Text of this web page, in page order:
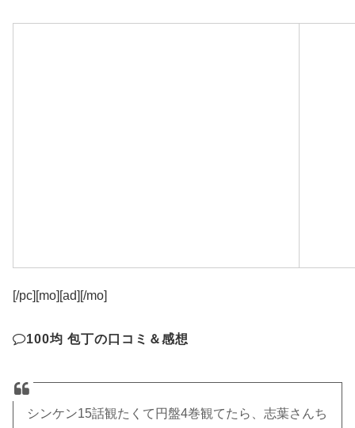
[/pc][mo][ad][/mo]
100均 包丁の口コミ＆感想
シンケン15話観たくて円盤4巻観てたら、志葉さんち